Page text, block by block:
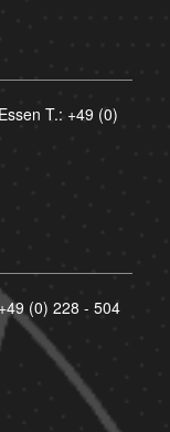
T.: +49 (0)
+49 (0) 228 - 504